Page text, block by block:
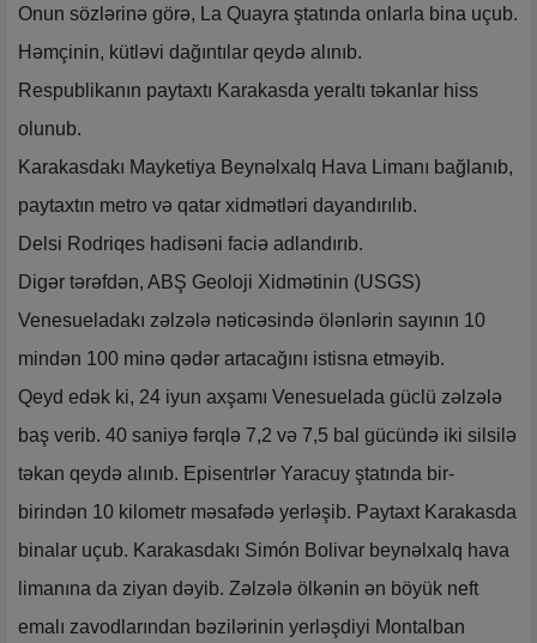
Onun sözlərinə görə, La Quayra ştatında onlarla bina uçub.
Həmçinin, kütləvi dağıntılar qeydə alınıb.
Respublikanın paytaxtı Karakasda yeraltı təkanlar hiss
olunub.
Karakasdakı Mayketiya Beynəlxalq Hava Limanı bağlanıb,
paytaxtın metro və qatar xidmətləri dayandırılıb.
Delsi Rodriqes hadisəni faciə adlandırıb.
Digər tərəfdən, ABŞ Geoloji Xidmətinin (USGS)
Venesueladakı zəlzələ nəticəsində ölənlərin sayının 10
mindən 100 minə qədər artacağını istisna etməyib.
Qeyd edək ki, 24 iyun axşamı Venesuelada güclü zəlzələ
baş verib. 40 saniyə fərqlə 7,2 və 7,5 bal gücündə iki silsilə
təkan qeydə alınıb. Episentrlər Yaracuy ştatında bir-
birindən 10 kilometr məsafədə yerləşib. Paytaxt Karakasda
binalar uçub. Karakasdakı Simón Bolivar beynəlxalq hava
limanına da ziyan dəyib. Zəlzələ ölkənin ən böyük neft
emalı zavodlarından bəzilərinin yerləşdiyi Montalban